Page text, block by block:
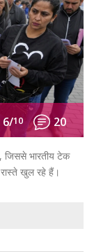
6/10 20
जिससे भारतीय टेक
खुल रहे हैं।